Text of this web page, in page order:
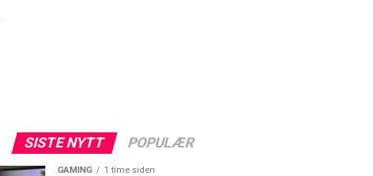
SISTE NYTT POPULÆR
GAMING 1 time siden